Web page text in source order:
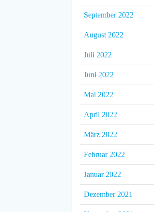
September 2022
August 2022
Juli 2022
Juni 2022
Mai 2022
April 2022
März 2022
Februar 2022
Januar 2022
Dezember 2021